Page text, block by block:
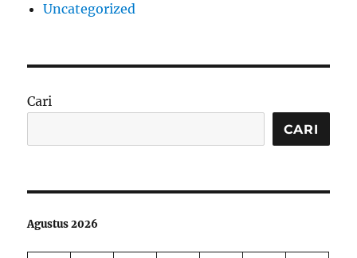
Uncategorized
Cari
CARI
Agustus 2026